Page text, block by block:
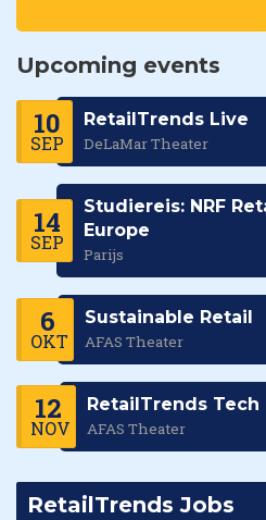
Upcoming events
10
SEP
RetailTrends Live
DeLaMar Theater
14
SEP
Studiereis: NRF
Europe
Parijs
6
OKT
Sustainable Retail
AFAS Theater
12
NOV
RetailTrends Tech
AFAS Theater
RetailTrends Jobs